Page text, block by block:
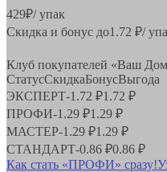
429₽/ упак
Скидка и бонус до1.72 ₽/
Клуб покупателей «Ваш
СтатусСкидкаБонусВыгода
ЭКСПЕРТ-1.72 ₽1.72 ₽
ПРОФИ-1.29 ₽1.29 ₽
МАСТЕР-1.29 ₽1.29 ₽
СТАНДАРТ-0.86 ₽0.86 ₽
Как стать «ПРОФИ» сразу!